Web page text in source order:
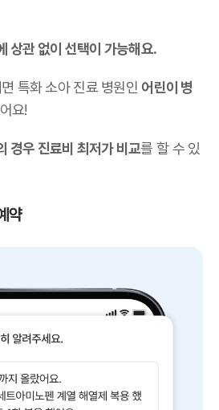
상관 없이 선택이 가능해요.
특화 소아 진료 병원인 어린이 병
요!
경우 진료비 최저가 비교를 할 수 있
약